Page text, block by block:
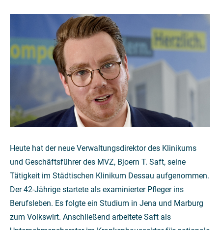
Heute hat der neue Verwaltungsdirektor des Klinikums
und Geschäftsführer des MVZ, Bjoern T. Saft, seine
Tätigkeit im Städtischen Klinikum Dessau aufgenommen.
Der 42-Jährige startete als examinierter Pfleger ins
Berufsleben. Es folgte ein Studium in Jena und Marburg
zum Volkswirt. Anschließend arbeitete Saft als